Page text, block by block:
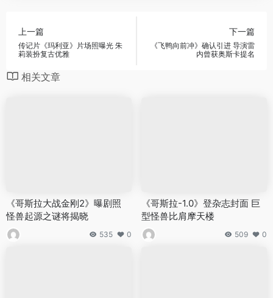
上一篇
传记片《玛利亚》片场照曝光 朱
莉装扮复古优雅
下一篇
《飞鸭向前冲》确认引进 导演雷
内曾获奥斯卡提名
相关文章
《哥斯拉大战金刚2》曝剧照
怪兽起源之谜将揭晓
535 0
《哥斯拉-1.0》登杂志封面 巨
型怪兽比肩摩天楼
509 0